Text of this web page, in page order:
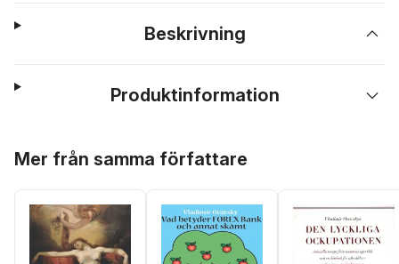
Beskrivning
Produktinformation
Mer från samma författare